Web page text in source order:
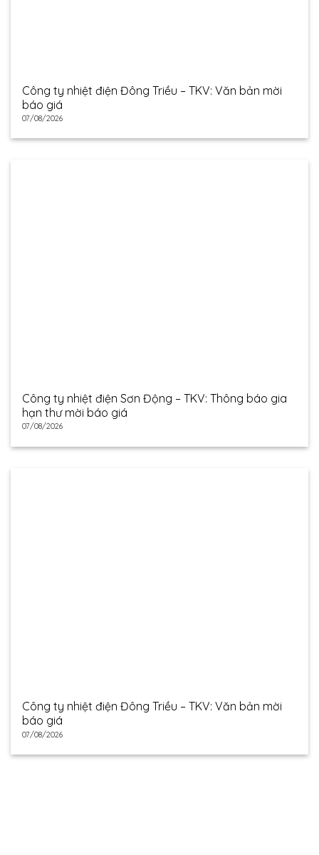
Công ty nhiệt điện Đông Triều – TKV: Văn bản mời
báo giá
07/08/2026
Công ty nhiệt điện Sơn Động – TKV: Thông báo gia
hạn thư mời báo giá
07/08/2026
Công ty nhiệt điện Đông Triều – TKV: Văn bản mời
báo giá
07/08/2026